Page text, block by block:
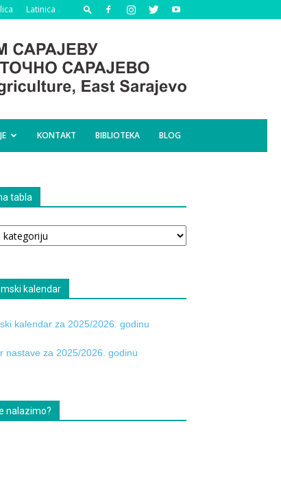
Latinica
KONTAKT BIBLIOTEKA BLOG
tabla
kalendar
kalendar za 2025/2026. godinu
nastave za 2025/2026. godinu
nalazimo?